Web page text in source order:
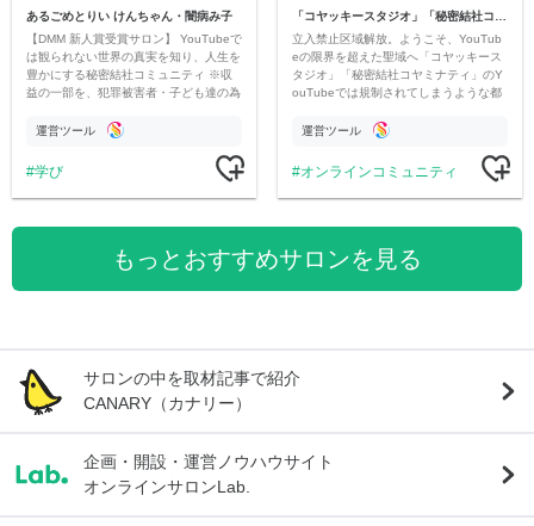
あるごめとりい けんちゃん・闇病み子
【DMM 新人賞受賞サロン】 YouTubeで
は観られない世界の真実を知り、人生を
豊かにする秘密結社コミュニティ ※収
益の一部を、犯罪被害者・子ども達の為
す運営ツール
学び
立入禁止区域解放。ようこそ、YouTub
eの限界を超えた聖域へ「コヤッキース
タジオ」「秘密結社コヤミナティ」のY
ouTubeでは規制されてしまうような都
公開。
運営ツール
オンラインコミュニティ
もっとおすすめサロンを見る
サロンの中を取材記事で紹介
CANARY（カナリー）
企画・開設・運営ノウハウサイト
オンラインサロンLab.